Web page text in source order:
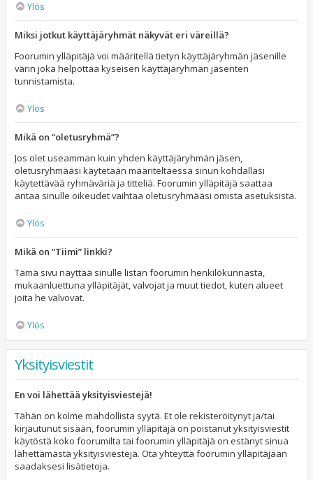
Ylös
Miksi jotkut käyttäjäryhmät näkyvät eri väreillä?
Foorumin ylläpitäjä voi määritellä tietyn käyttäjäryhmän jäsenille
värin joka helpottaa kyseisen käyttäjäryhmän jäsenten
tunnistamista.
Ylös
Mikä on “oletusryhmä”?
Jos olet useamman kuin yhden käyttäjäryhmän jäsen,
oletusryhmääsi käytetään määriteltäessä sinun kohdallasi
käytettävää ryhmäväriä ja titteliä. Foorumin ylläpitäjä saattaa
antaa sinulle oikeudet vaihtaa oletusryhmääsi omista asetuksista.
Ylös
Mikä on “Tiimi” linkki?
Tämä sivu näyttää sinulle listan foorumin henkilökunnasta,
mukaanluettuna ylläpitäjät, valvojat ja muut tiedot, kuten alueet
joita he valvovat.
Ylös
Yksityisviestit
En voi lähettää yksityisviestejä!
Tähän on kolme mahdollista syytä. Et ole rekisteröitynyt ja/tai
kirjautunut sisään, foorumin ylläpitäjä on poistanut yksityisviestit
käytöstä koko foorumilta tai foorumin ylläpitäjä on estänyt sinua
lähettämästä yksityisviestejä. Ota yhteyttä foorumin ylläpitäjään
saadaksesi lisätietoja.